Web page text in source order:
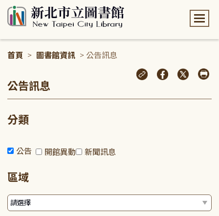
首頁 > 圖書館資訊 > 公告訊息
公告訊息
分類
公告 開館異動 新聞訊息
區域